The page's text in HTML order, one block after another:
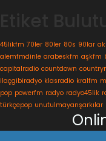
45likfm 70ler 80ler 80s 90lar
alemfmdinle arabeskfm aşkfm
capitalradio countdown
ilaçgibiradyo klasradio kralfm
pop powerfm radyo radyo45lik
türkçepop unutulmayanşarkılar